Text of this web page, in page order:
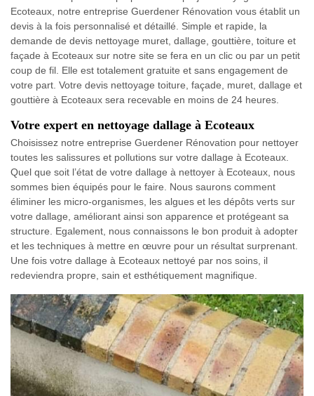
Ecoteaux, notre entreprise Guerdener Rénovation vous établit un
devis à la fois personnalisé et détaillé. Simple et rapide, la
demande de devis nettoyage muret, dallage, gouttière, toiture et
façade à Ecoteaux sur notre site se fera en un clic ou par un petit
coup de fil. Elle est totalement gratuite et sans engagement de
votre part. Votre devis nettoyage toiture, façade, muret, dallage et
gouttière à Ecoteaux sera recevable en moins de 24 heures.
Votre expert en nettoyage dallage à Ecoteaux
Choisissez notre entreprise Guerdener Rénovation pour nettoyer
toutes les salissures et pollutions sur votre dallage à Ecoteaux.
Quel que soit l’état de votre dallage à nettoyer à Ecoteaux, nous
sommes bien équipés pour le faire. Nous saurons comment
éliminer les micro-organismes, les algues et les dépôts verts sur
votre dallage, améliorant ainsi son apparence et protégeant sa
structure. Egalement, nous connaissons le bon produit à adopter
et les techniques à mettre en œuvre pour un résultat surprenant.
Une fois votre dallage à Ecoteaux nettoyé par nos soins, il
redeviendra propre, sain et esthétiquement magnifique.